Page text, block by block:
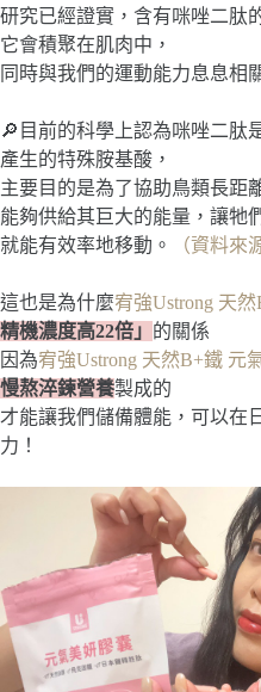
研究已經證實，含有咪唑二肽
它會積聚在肌肉中，
同時與我們的運動能力息息相
🔎目前的科學上認為咪唑二肽
產生的特殊胺基酸，
主要目的是為了協助鳥類長距
能夠供給其巨大的能量，讓牠
就能有效率地移動。
（資料來
這也是為什麼宥強Ustrong 天
精機濃度高22倍」 的關係
因為宥強Ustrong 天然B+鐵 元
慢熬淬鍊營養製成的
才能讓我們儲備體能，可以在
力！